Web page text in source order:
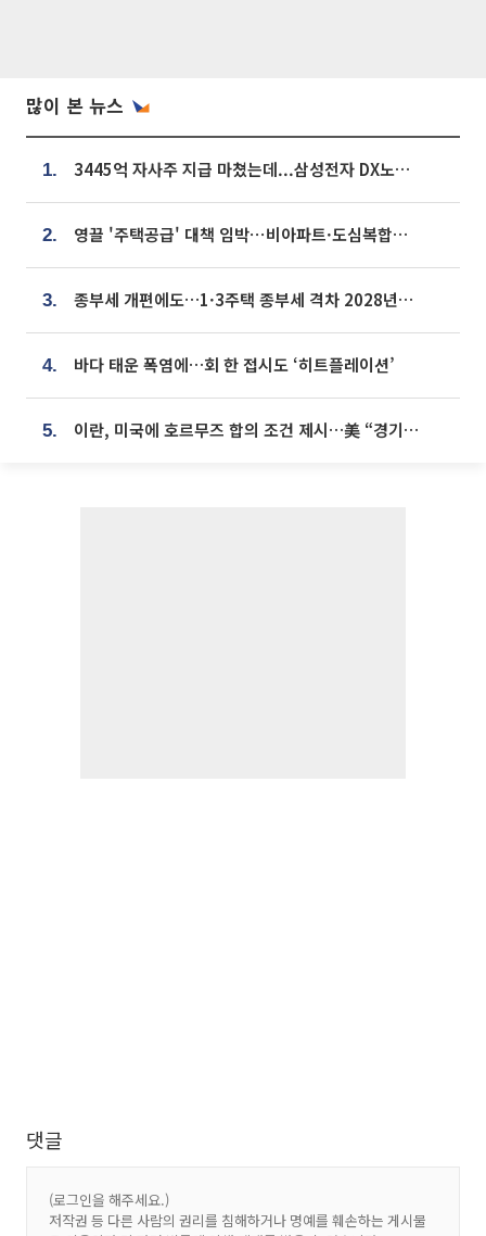
많이 본 뉴스
1. 3445억 자사주 지급 마쳤는데...삼성전자 DX노조, 뒤늦은 '떼쓰기 집회'
2. 영끌 '주택공급' 대책 임박⋯비아파트·도심복합까지 총동원
3. 종부세 개편에도…1·3주택 종부세 격차 2028년부터 확대
4. 바다 태운 폭염에…회 한 접시도 ‘히트플레이션’
5. 이란, 미국에 호르무즈 합의 조건 제시…美 “경기 아직 안 끝나” [종합]
댓글